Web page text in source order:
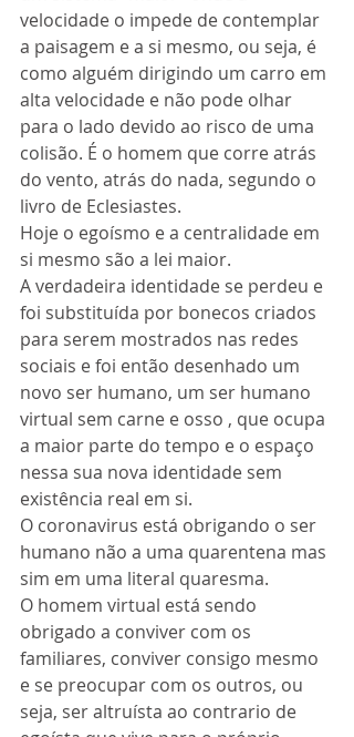
velocidade o impede de contemplar
a paisagem e a si mesmo, ou seja, é
como alguém dirigindo um carro em
alta velocidade e não pode olhar
para o lado devido ao risco de uma
colisão. É o homem que corre atrás
do vento, atrás do nada, segundo o
livro de Eclesiastes.
Hoje o egoísmo e a centralidade em
si mesmo são a lei maior.
A verdadeira identidade se perdeu e
foi substituída por bonecos criados
para serem mostrados nas redes
sociais e foi então desenhado um
novo ser humano, um ser humano
virtual sem carne e osso , que ocupa
a maior parte do tempo e o espaço
nessa sua nova identidade sem
existência real em si.
O coronavirus está obrigando o ser
humano não a uma quarentena mas
sim em uma literal quaresma.
O homem virtual está sendo
obrigado a conviver com os
familiares, conviver consigo mesmo
e se preocupar com os outros, ou
seja, ser altruísta ao contrario de